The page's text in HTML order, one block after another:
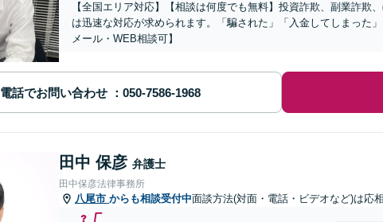
【全国エリア対応】【相談は何度でも無料】投資詐欺、副業詐欺
は迅速な対応が求められます。「騙された」「入金してしまった
メール・WEB相談可】
電話でお問い合わせ
田中 保彦 弁護士
田中保彦法律事務所
八尾市 からも相談受付中面談方法(対面・電話・ビデオなど)は応